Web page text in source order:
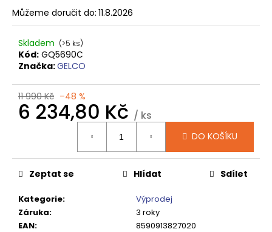
Můžeme doručit do: 11.8.2026
Skladem (>5 ks)
Kód: GQ5690C
Značka:GELCO
11 990 Kč –48 %
6 234,80 Kč / ks
DO KOŠÍKU
Kategorie:
Výprodej
Záruka:
3 roky
EAN:
8590913827020
Zeptat se Hlídat Sdílet
D
o
p
o
e
m
e